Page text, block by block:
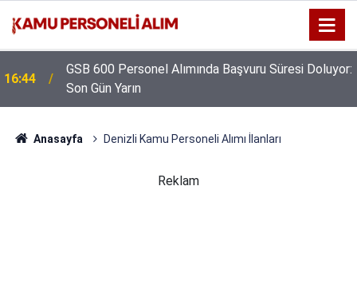
16:44
GSB 600 Personel Alımında Başvuru Süresi Doluyor:
Son Gün Yarın
Anasayfa Denizli Kamu Personeli Alımı İlanları
Reklam